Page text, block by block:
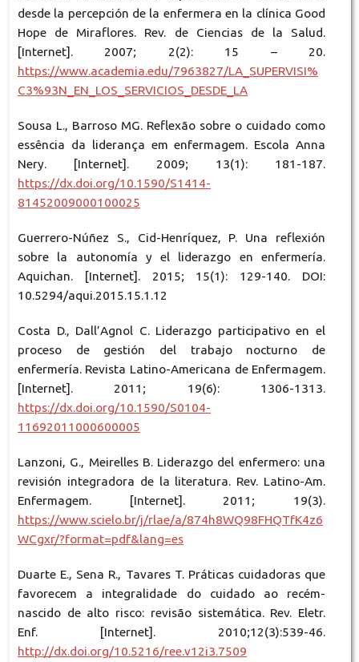
desde la percepción de la enfermera en la clínica Good
Hope de Miraflores. Rev. de Ciencias de la Salud.
[Internet]. 2007; 2(2): 15 – 20.
https://www.academia.edu/7963827/LA_SUPERVISI%
C3%93N_EN_LOS_SERVICIOS_DESDE_LA
Sousa L., Barroso MG. Reflexão sobre o cuidado como
essência da liderança em enfermagem. Escola Anna
Nery. [Internet]. 2009; 13(1): 181-187.
https://dx.doi.org/10.1590/S1414-
81452009000100025
Guerrero-Núñez S., Cid-Henríquez, P. Una reflexión
sobre la autonomía y el liderazgo en enfermería.
Aquichan. [Internet]. 2015; 15(1): 129-140. DOI:
10.5294/aqui.2015.15.1.12
Costa D., Dall’Agnol C. Liderazgo participativo en el
proceso de gestión del trabajo nocturno de
enfermería. Revista Latino-Americana de Enfermagem.
[Internet]. 2011; 19(6): 1306-1313.
https://dx.doi.org/10.1590/S0104-
11692011000600005
Lanzoni, G., Meirelles B. Liderazgo del enfermero: una
revisión integradora de la literatura. Rev. Latino-Am.
Enfermagem. [Internet]. 2011; 19(3).
https://www.scielo.br/j/rlae/a/874h8WQ98FHQTfK4z6
WCgxr/?format=pdf&lang=es
Duarte E., Sena R., Tavares T. Práticas cuidadoras que
favorecem a integralidade do cuidado ao recém-
nascido de alto risco: revisão sistemática. Rev. Eletr.
Enf. [Internet]. 2010;12(3):539-46.
http://dx.doi.org/10.5216/ree.v12i3.7509